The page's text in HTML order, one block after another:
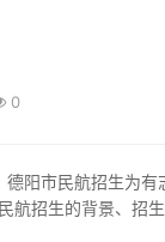
0
航招生的背景、招